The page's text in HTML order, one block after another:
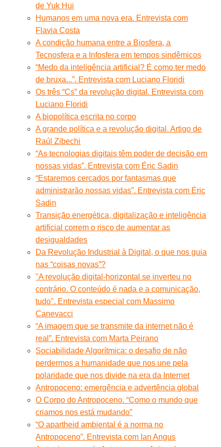
de Yuk Hui
Humanos em uma nova era. Entrevista com
Flavia Costa
A condição humana entre a Biosfera, a
Tecnosfera e a Infosfera em tempos sindêmicos
“Medo da inteligência artificial? É como ter medo
de bruxa...”. Entrevista com Luciano Floridi
Os três “Cs” da revolução digital. Entrevista com
Luciano Floridi
A biopolítica escrita no corpo
A grande política e a revolução digital. Artigo de
Raúl Zibechi
“As tecnologias digitais têm poder de decisão em
nossas vidas”. Entrevista com Éric Sadin
“Estaremos cercados por fantasmas que
administrarão nossas vidas”. Entrevista com Éric
Sadin
Transição energética, digitalização e inteligência
artificial correm o risco de aumentar as
desigualdades
Da Revolução Industrial à Digital, o que nos guia
nas “coisas novas”?
"A revolução digital-horizontal se inverteu no
contrário. O conteúdo é nada e a comunicação,
tudo". Entrevista especial com Massimo
Canevacci
“A imagem que se transmite da internet não é
real”. Entrevista com Marta Peirano
Sociabilidade Algorítmica: o desafio de não
perdermos a humanidade que nos une pela
polaridade que nos divide na era da Internet
Antropoceno: emergência e advertência global
O Corpo do Antropoceno. “Como o mundo que
criamos nos está mudando”
“O apartheid ambiental é a norma no
Antropoceno”. Entrevista com Ian Angus